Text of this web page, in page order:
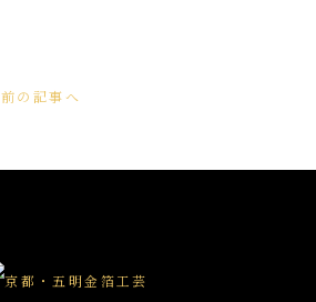
前の記事へ